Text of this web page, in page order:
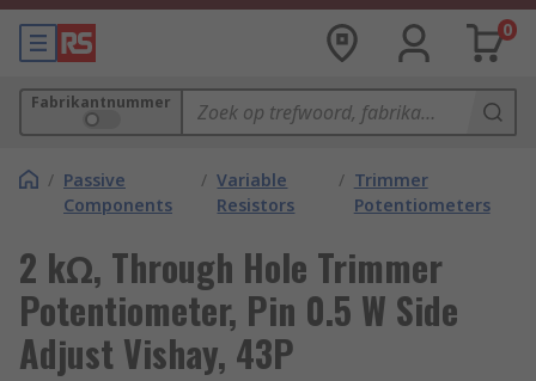
0
Fabrikantnummer
/ Passive
Components
/ Variable
Resistors
/ Trimmer
Potentiometers
2 kΩ, Through Hole Trimmer
Potentiometer, Pin 0.5 W Side
Adjust Vishay, 43P